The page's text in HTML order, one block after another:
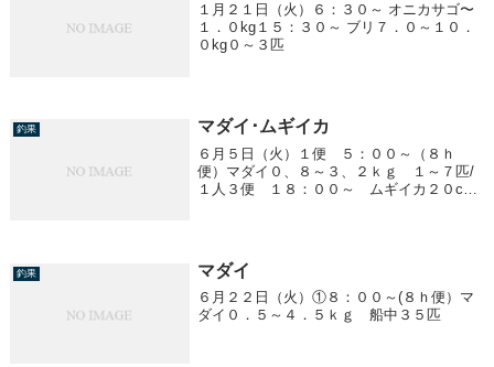
１月２１日（火）６：３０～ オニカサゴ〜
１．０kg１５：３０～ ブリ７．０～１０．
０kg０～３匹
釣果 マダイ･ムギイカ
６月５日（火）１便 ５：００～（８ｈ
便）マダイ０、８～３、２ｋｇ １～７匹/
１人３便 １８：００～ ムギイカ２０cm
釣果 マダイ
６月２２日（火）①８：００～(８ｈ便）マ
ダイ０．５～４．５ｋｇ 船中３５匹